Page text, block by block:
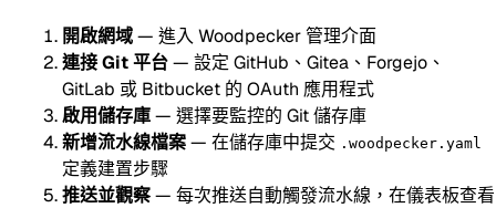
開啟網域— 進入 Woodpecker 管理介面
連接 Git 平台— 設定 GitHub、Gitea、Forgejo、
GitLab 或 Bitbucket 的 OAuth 應用程式
啟用儲存庫— 選擇要監控的 Git 儲存庫
新增流水線檔案— 在儲存庫中提交 .woodpecker.yaml
定義建置步驟
推送並觀察— 每次推送自動觸發流水線，在儀表板查看